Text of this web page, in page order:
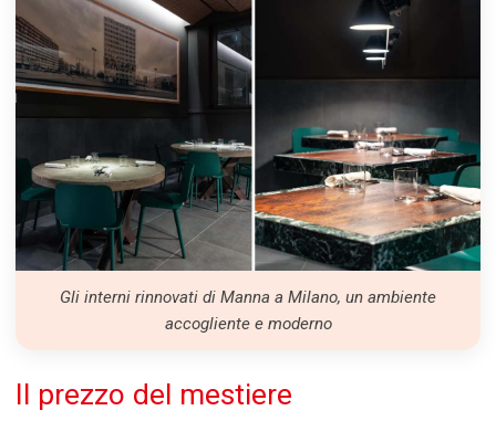
Gli interni rinnovati di Manna a Milano, un ambiente
accogliente e moderno
Il prezzo del mestiere